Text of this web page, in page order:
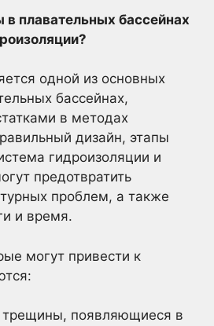
в плавательных бассейнах
одной из основных
бассейнах,
в методах
дизайн, этапы
гидроизоляции и
предотвратить
проблем, а также
и время.
могут привести к
появляющиеся в